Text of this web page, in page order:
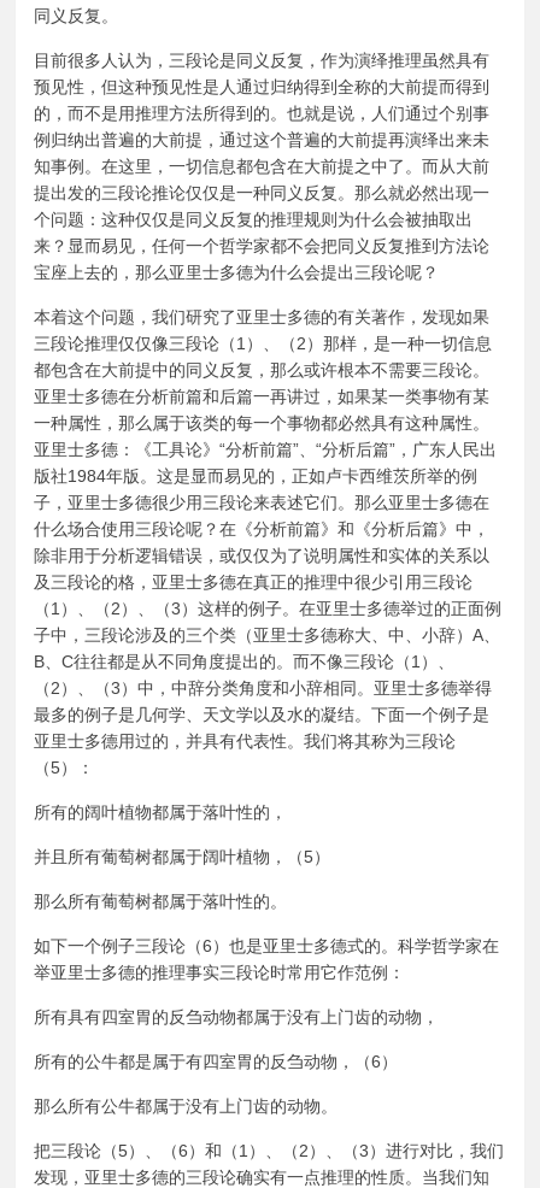
同义反复。
目前很多人认为，三段论是同义反复，作为演绎推理虽然具有
预见性，但这种预见性是人通过归纳得到全称的大前提而得到
的，而不是用推理方法所得到的。也就是说，人们通过个别事
例归纳出普遍的大前提，通过这个普遍的大前提再演绎出来未
知事例。在这里，一切信息都包含在大前提之中了。而从大前
提出发的三段论推论仅仅是一种同义反复。那么就必然出现一
个问题：这种仅仅是同义反复的推理规则为什么会被抽取出
来？显而易见，任何一个哲学家都不会把同义反复推到方法论
宝座上去的，那么亚里士多德为什么会提出三段论呢？
本着这个问题，我们研究了亚里士多德的有关著作，发现如果
三段论推理仅仅像三段论（1）、（2）那样，是一种一切信息
都包含在大前提中的同义反复，那么或许根本不需要三段论。
亚里士多德在分析前篇和后篇一再讲过，如果某一类事物有某
一种属性，那么属于该类的每一个事物都必然具有这种属性。
亚里士多德：《工具论》“分析前篇”、“分析后篇”，广东人民出
版社1984年版。这是显而易见的，正如卢卡西维茨所举的例
子，亚里士多德很少用三段论来表述它们。那么亚里士多德在
什么场合使用三段论呢？在《分析前篇》和《分析后篇》中，
除非用于分析逻辑错误，或仅仅为了说明属性和实体的关系以
及三段论的格，亚里士多德在真正的推理中很少引用三段论
（1）、（2）、（3）这样的例子。在亚里士多德举过的正面例
子中，三段论涉及的三个类（亚里士多德称大、中、小辞）A、
B、C往往都是从不同角度提出的。而不像三段论（1）、
（2）、（3）中，中辞分类角度和小辞相同。亚里士多德举得
最多的例子是几何学、天文学以及水的凝结。下面一个例子是
亚里士多德用过的，并具有代表性。我们将其称为三段论
（5）：
所有的阔叶植物都属于落叶性的，
并且所有葡萄树都属于阔叶植物，（5）
那么所有葡萄树都属于落叶性的。
如下一个例子三段论（6）也是亚里士多德式的。科学哲学家在
举亚里士多德的推理事实三段论时常用它作范例：
所有具有四室胃的反刍动物都属于没有上门齿的动物，
所有的公牛都是属于有四室胃的反刍动物，（6）
那么所有公牛都属于没有上门齿的动物。
把三段论（5）、（6）和（1）、（2）、（3）进行对比，我们
发现，亚里士多德的三段论确实有一点推理的性质。当我们知